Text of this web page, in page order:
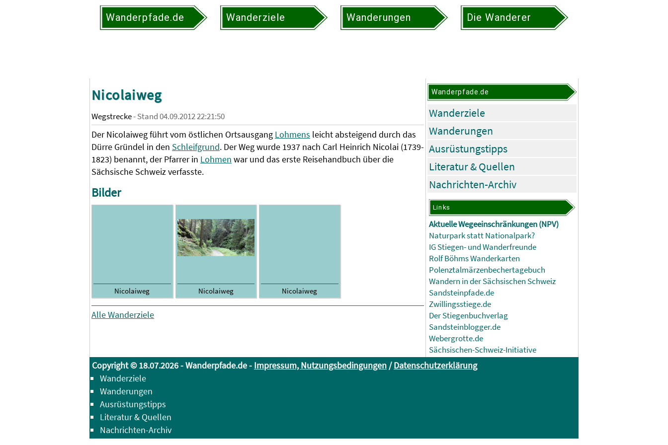
Wanderpfade.de Wanderziele Wanderungen Die Wanderer
Nicolaiweg
Wegstrecke- Stand 04.09.2012 22:21:50
Der Nicolaiweg führt vom östlichen Ortsausgang Lohmens leicht absteigend durch das
Dürre Gründel in den Schleifgrund. Der Weg wurde 1937 nach Carl Heinrich Nicolai (1739-
1823) benannt, der Pfarrer in Lohmen war und das erste Reisehandbuch über die
Sächsische Schweiz verfasste.
Bilder
Nicolaiweg Nicolaiweg Nicolaiweg
Alle Wanderziele
Wanderpfade.de
Wanderziele
Wanderungen
Ausrüstungstipps
Literatur & Quellen
Nachrichten-Archiv
Links
Aktuelle Wegeeinschränkungen (NPV)
Naturpark statt Nationalpark?
IG Stiegen- und Wanderfreunde
Rolf Böhms Wanderkarten
Polenztalmärzenbechertagebuch
Wandern in der Sächsischen Schweiz
Sandsteinpfade.de
Zwillingsstiege.de
Der Stiegenbuchverlag
Sandsteinblogger.de
Webergrotte.de
Sächsischen-Schweiz-Initiative
Copyright © 18.07.2026 - Wanderpfade.de - Impressum, Nutzungsbedingungen /Datenschutzerklärung
Wanderziele
Wanderungen
Ausrüstungstipps
Literatur & Quellen
Nachrichten-Archiv